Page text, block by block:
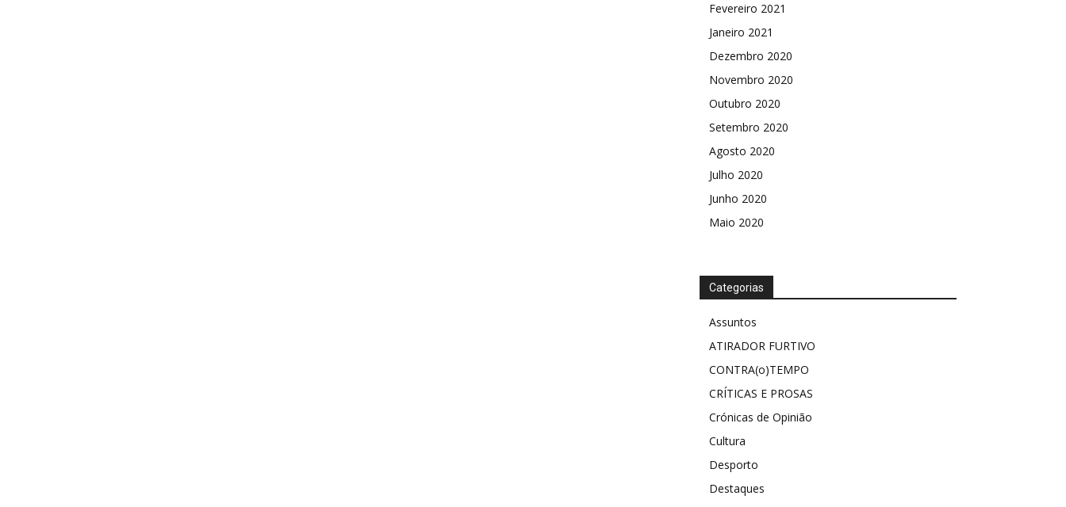
Fevereiro 2021
Janeiro 2021
Dezembro 2020
Novembro 2020
Outubro 2020
Setembro 2020
Agosto 2020
Julho 2020
Junho 2020
Maio 2020
Categorias
Assuntos
ATIRADOR FURTIVO
CONTRA(o)TEMPO
CRÍTICAS E PROSAS
Crónicas de Opinião
Cultura
Desporto
Destaques